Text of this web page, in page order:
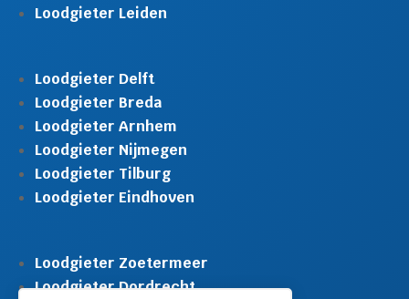
Loodgieter Leiden
Loodgieter Delft
Loodgieter Breda
Loodgieter Arnhem
Loodgieter Nijmegen
Loodgieter Tilburg
Loodgieter Eindhoven
Loodgieter Zoetermeer
Loodgieter Dordrecht